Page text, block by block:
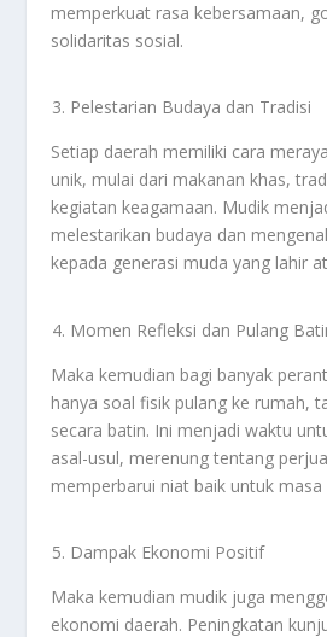
memperkuat rasa kebersamaan,
solidaritas sosial.
Pelestarian Budaya dan Tradisi
Setiap daerah memiliki cara
unik, mulai dari makanan khas,
kegiatan keagamaan. Mudik
melestarikan budaya dan
kepada generasi muda yang lahir
Momen Refleksi dan Pulang
Maka kemudian bagi banyak
hanya soal fisik pulang ke rumah,
secara batin. Ini menjadi waktu
asal-usul, merenung tentang
memperbarui niat baik untuk masa
Dampak Ekonomi Positif
Maka kemudian mudik juga
ekonomi daerah. Peningkatan